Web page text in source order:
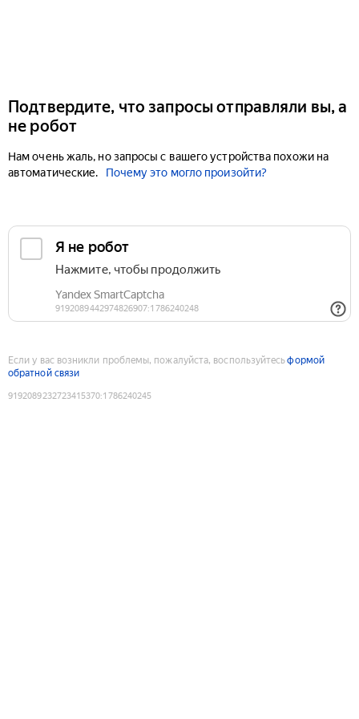
Подтвердите, что запросы отправляли вы, а
не робот
Нам очень жаль, но запросы с вашего устройства похожи на
автоматические.
Почему это могло произойти?
Если у вас возникли проблемы, пожалуйста, воспользуйтесьформой
обратной связи
9192089232723415370:1786240245